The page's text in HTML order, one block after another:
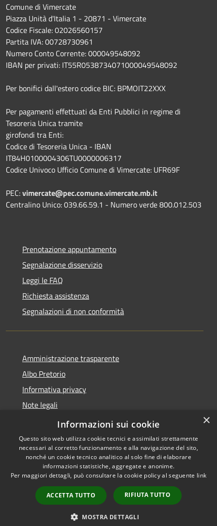
Comune di Vimercate
Piazza Unità d'Italia 1 - 20871 - Vimercate
Codice Fiscale: 02026560157
Partita IVA: 00728730961
Numero Conto Corrente: 000049548092
IBAN per privati: IT55R0538734071000049548092
Per bonifici dall'estero codice BIC: BPMOIT22XXX
Per pagamenti effettuati da Enti Pubblici in regime di
Tesoreria Unica tramite
girofondi tra Enti:
Codice di Tesoreria Unica - IBAN
IT84H0100004306TU0000006317
Codice Univoco Ufficio Comune di Vimercate: UFR69F
PEC:vimercate@pec.comune.vimercate.mb.it
Centralino Unico: 039.66.59.1 - Numero verde 800.012.503
Prenotazione appuntamento
Segnalazione disservizio
Leggi le FAQ
Richiesta assistenza
Segnalazioni di non conformità
Amministrazione trasparente
Albo Pretorio
Informativa privacy
Note legali
Dichiarazione di accessibilità
Accessibilità
Copyright © 2026 • Città di
Vimercate • Powered by
Municipium•
Accesso
redazione
×
Informazioni sui cookie
Questo sito web utilizza cookie tecnici e assimilati strettamente
necessari al corretto funzionamento e alla navigazione del sito,
nonché un cookie tecnico analitico al solo fine di elaborare
informazioni statistiche, aggregate e anonime.
Per maggiori dettagli, può consultare la cookie policy al seguente link
ACCETTA TUTTO RIFIUTA TUTTO
MOSTRA DETTAGLI